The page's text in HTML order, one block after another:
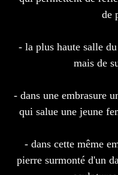
de
- la plus haute salle
mais de
- dans une embrasure
qui salue une jeune
- dans cette même
pierre surmonté d'un